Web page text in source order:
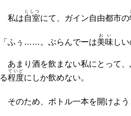
私は自室
じしつ
にて、ガイン自由都市の
「ふぅ……。ぶらんでーは美味
おい
し
あまり酒を飲まない私にとって
る程度
ていど
にしか飲めない。
そのため、ボトル一本を開けよ